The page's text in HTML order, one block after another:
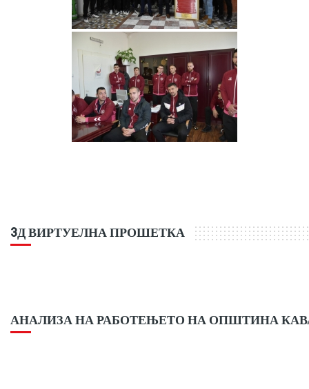
3Д ВИРТУЕЛНА ПРОШЕТКА
АНАЛИЗА НА РАБОТЕЊЕТО НА ОПШТИНА